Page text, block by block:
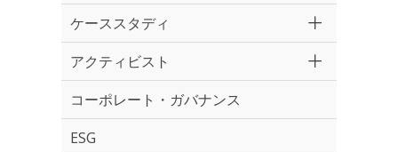
ケーススタディ
アクティビスト
コーポレート・ガバナンス
ESG